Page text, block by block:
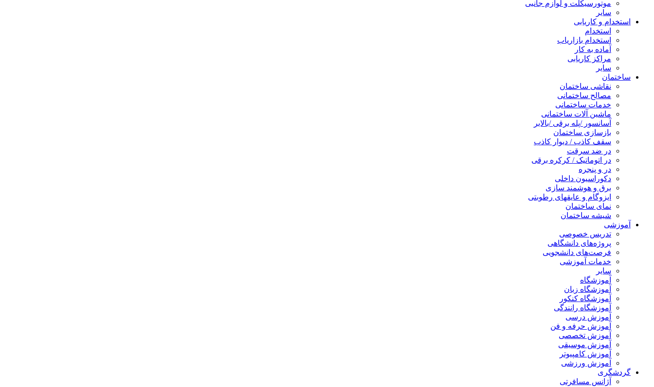
موتورسیکلت و لوازم جانبی
سایر
استخدام و کاریابی
استخدام
استخدام بازاریاب
آماده به کار
مراکز کاریابی
سایر
ساختمان
نقاشی ساختمان
مصالح ساختمانی
خدمات ساختمانی
ماشین آلات ساختمانی
آسانسور /پله برقی /بالابر
بازسازی ساختمان
سقف کاذب / دیوار کاذب
در ضد سرقت
در اتوماتیک / کرکره برقی
در و پنجره
دکوراسیون داخلی
برق و هوشمند سازی
ایزوگام و عایقهای رطوبتی
نمای ساختمان
شیشه ساختمان
آموزشی
تدریس خصوصی
پروژه‌های دانشگاهی
فرصت‌های دانشجویی
خدمات آموزشی
سایر
آموزشگاه
آموزشگاه زبان
آموزشگاه کنکور
آموزشگاه رانندگی
آموزش درسی
آموزش حرفه و فن
آموزش تخصصی
آموزش موسیقی
آموزش کامپیوتر
آموزش ورزشی
گردشگری
آژانس مسافرتی